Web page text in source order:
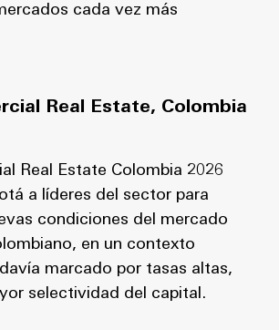
cada vez más
Real Estate, Colombia
Real Estate Colombia 2026
a líderes del sector para
condiciones del mercado
en un contexto
marcado por tasas altas,
selectividad del capital.